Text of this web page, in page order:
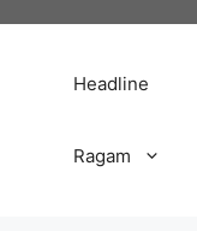
Headline
Ragam